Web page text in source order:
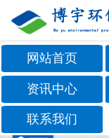
网站首页
资讯中心
联系我们